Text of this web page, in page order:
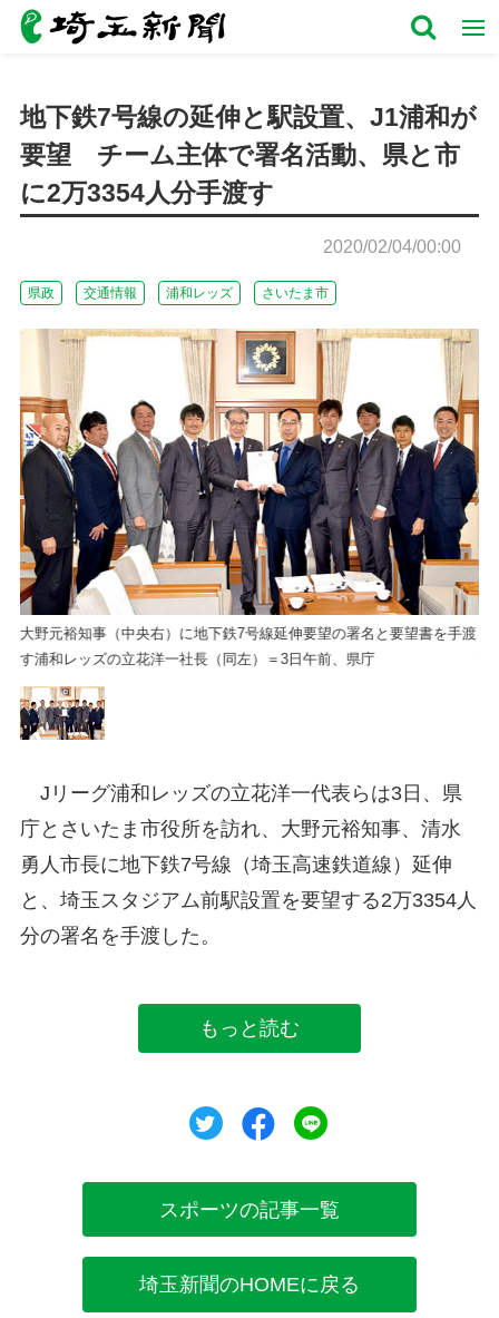
地下鉄7号線の延伸と駅設置、J1浦和が
要望 チーム主体で署名活動、県と市
に2万3354人分手渡す
2020/02/04/00:00
県政 交通情報 浦和レッズ さいたま市
大野元裕知事（中央右）に地下鉄7号線延伸要望の署名と要望書を手渡
す浦和レッズの立花洋一社長（同左）＝3日午前、県庁
Jリーグ浦和レッズの立花洋一代表らは3日、県
庁とさいたま市役所を訪れ、大野元裕知事、清水
勇人市長に地下鉄7号線（埼玉高速鉄道線）延伸
と、埼玉スタジアム前駅設置を要望する2万3354人
分の署名を手渡した。
もっと読む
ツイートシェア
スポーツの記事一覧
埼玉新聞のHOMEに戻る